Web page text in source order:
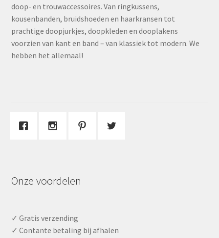
doop- en trouwaccessoires. Van ringkussens,
kousenbanden, bruidshoeden en haarkransen tot
prachtige doopjurkjes, doopkleden en dooplakens
voorzien van kant en band – van klassiek tot modern. We
hebben het allemaal!
Onze voordelen
✓ Gratis verzending
✓ Contante betaling bij afhalen